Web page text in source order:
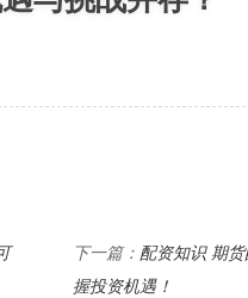
下一篇： 配资知识 期
握投资机遇！